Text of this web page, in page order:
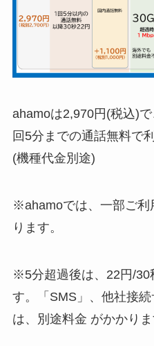
ahamoは2,970円(税込)
回5分までの通話無料で
(機種代金別途)
※ahamoでは、⼀部ご利
ります。
※5分超過後は、22円/30
す。「SMS」、他社接
は、別途料⾦ がかかりま